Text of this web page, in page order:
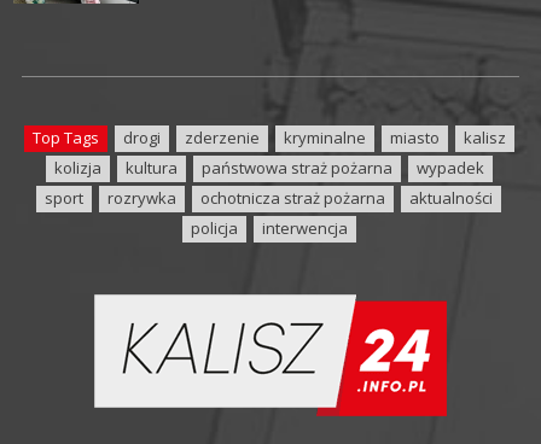
Top Tags drogi zderzenie kryminalne miasto
kalisz
kolizja
kultura państwowa straż pożarna
wypadek
sport
rozrywka ochotnicza straż pożarna
aktualności
policja
interwencja